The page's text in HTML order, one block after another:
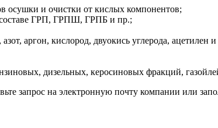
осушки и очистки от кислых компонентов;
составе ГРП, ГРПШ, ГРПБ и пр.;
аргон, кислород, двуокись углерода, ацетилен
дизельных, керосиновых фракций,
запрос на электронную почту компании или